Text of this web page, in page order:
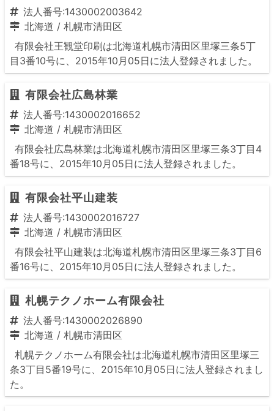
法人番号:1430002003642
北海道 / 札幌市清田区
有限会社王観堂印刷は北海道札幌市清田区里塚三条5丁
目3番10号に、2015年10月05日に法人登録されました。
有限会社広島林業
法人番号:1430002016652
北海道 / 札幌市清田区
有限会社広島林業は北海道札幌市清田区里塚三条3丁目4
番18号に、2015年10月05日に法人登録されました。
有限会社平山建装
法人番号:1430002016727
北海道 / 札幌市清田区
有限会社平山建装は北海道札幌市清田区里塚三条3丁目6
番16号に、2015年10月05日に法人登録されました。
札幌テクノホーム有限会社
法人番号:1430002026890
北海道 / 札幌市清田区
札幌テクノホーム有限会社は北海道札幌市清田区里塚三
条3丁目5番19号に、2015年10月05日に法人登録されまし
た。